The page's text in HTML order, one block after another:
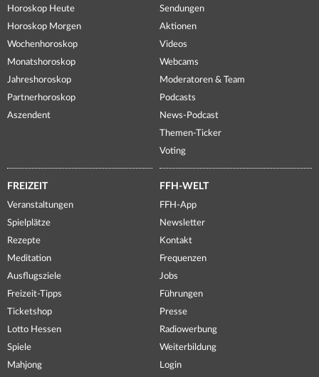
Horoskop Heute
Horoskop Morgen
Wochenhoroskop
Monatshoroskop
Jahreshoroskop
Partnerhoroskop
Aszendent
Sendungen
Aktionen
Videos
Webcams
Moderatoren & Team
Podcasts
News-Podcast
Themen-Ticker
Voting
FREIZEIT
Veranstaltungen
Spielplätze
Rezepte
Meditation
Ausflugsziele
Freizeit-Tipps
Ticketshop
Lotto Hessen
Spiele
Mahjong
FFH-WELT
FFH-App
Newsletter
Kontakt
Frequenzen
Jobs
Führungen
Presse
Radiowerbung
Weiterbildung
Login